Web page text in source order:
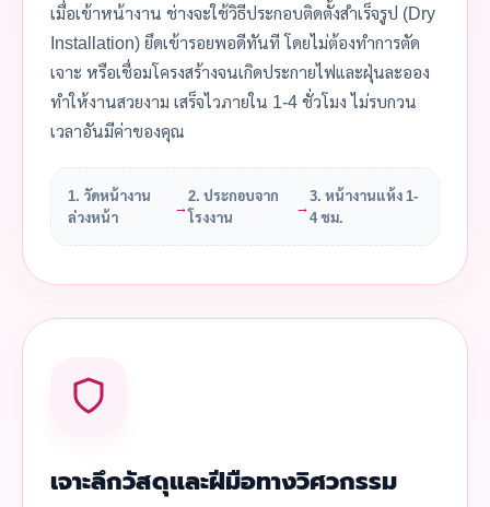
เมื่อเข้าหน้างาน ช่างจะใช้วิธีประกอบติดตั้งสำเร็จรูป (Dry
Installation) ยึดเข้ารอยพอดีทันที โดยไม่ต้องทำการตัด
เจาะ หรือเชื่อมโครงสร้างจนเกิดประกายไฟและฝุ่นละออง
ทำให้งานสวยงาม เสร็จไวภายใน 1-4 ชั่วโมง ไม่รบกวน
เวลาอันมีค่าของคุณ
1. วัดหน้างาน
ล่วงหน้า
→
2. ประกอบจาก
โรงงาน
→
3. หน้างานแห้ง 1-
4 ชม.
เจาะลึกวัสดุและฝีมือทางวิศวกรรม